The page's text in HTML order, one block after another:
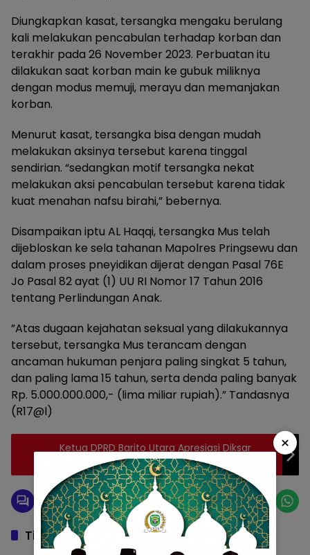
Diungkapkan kasat, tersangka mengaku berulang
kali melakukan pencabulan terhadap korban dan
terakhir pada 26 November 2023. Perbuatan itu
dilakukan saat korban main ke gubuk miliknya
dengan modus memuji, merayu dan memanjakan
korban.
Menurut kasat, tersangka bisa dengan mudah
melakukan aksinya tersebut karena tinggal
sendirian. “sedangkan motif tersangka nekat
melakukan aksi pencabulan tersebut karena tidak
kuat menahan nafsu birahi,” bebernya.
Disampaikan iptu AL Haqqi, tersangka Mus telah
dijebloskan ke sela tahanan Mapolres Pringsewu dan
dalam proses pneyidikan dijerat dengan Pasal 76E
Jo Pasal 82 ayat (1) UU RI Nomor 17 Tahun 2016
tentang Perlindungan Anak.
”Atas dugaan kejahatan seksual yang dilakukannya
tersebut, tersangka Mus terancam dengan
ancaman hukuman penjara paling singkat 5 tahun,
dan paling lama 15 tahun, serta denda paling banyak
Rp. 5.000.000.000,- (lima miliar rupiah).” Tandasnya
(R17@l)
Ketua DPRD Barito Utara Apresiasi Diksar
SatLinmas 2023
Tinggalkan Balasan
×